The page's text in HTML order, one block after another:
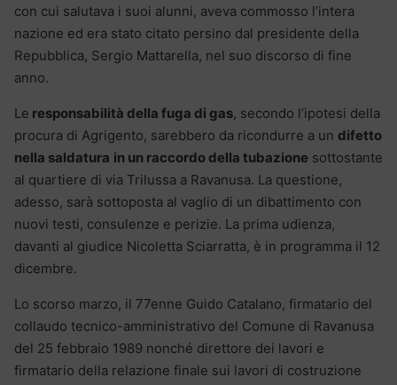
con cui salutava i suoi alunni, aveva commosso l’intera
nazione ed era stato citato persino dal presidente della
Repubblica, Sergio Mattarella, nel suo discorso di fine
anno.
Le responsabilità della fuga di gas, secondo l’ipotesi della
procura di Agrigento, sarebbero da ricondurre a un difetto
nella saldatura in un raccordo della tubazione sottostante
al quartiere di via Trilussa a Ravanusa. La questione,
adesso, sarà sottoposta al vaglio di un dibattimento con
nuovi testi, consulenze e perizie. La prima udienza,
davanti al giudice Nicoletta Sciarratta, è in programma il 12
dicembre.
Lo scorso marzo, il 77enne Guido Catalano, firmatario del
collaudo tecnico-amministrativo del Comune di Ravanusa
del 25 febbraio 1989 nonché direttore dei lavori e
firmatario della relazione finale sui lavori di costruzione